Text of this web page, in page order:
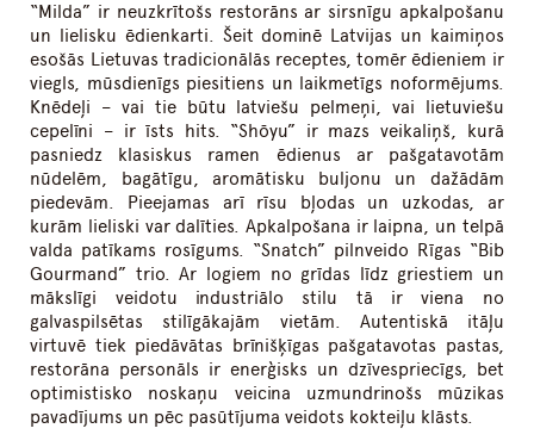
“Milda” ir neuzkrītošs restorāns ar sirsnīgu apkalpošanu
un lielisku ēdienkarti. Šeit dominē Latvijas un kaimiņos
esošās Lietuvas tradicionālās receptes, tomēr ēdieniem ir
viegls, mūsdienīgs piesitiens un laikmetīgs noformējums.
Knēdeļi – vai tie būtu latviešu pelmeņi, vai lietuviešu
cepelīni – ir īsts hits. “Shōyu” ir mazs veikaliņš, kurā
pasniedz klasiskus ramen ēdienus ar pašgatavotām
nūdelēm, bagātīgu, aromātisku buljonu un dažādām
piedevām. Pieejamas arī rīsu bļodas un uzkodas, ar
kurām lieliski var dalīties. Apkalpošana ir laipna, un telpā
valda patīkams rosīgums. “Snatch” pilnveido Rīgas “Bib
Gourmand” trio. Ar logiem no grīdas līdz griestiem un
mākslīgi veidotu industriālo stilu tā ir viena no
galvaspilsētas stilīgākajām vietām. Autentiskā itāļu
virtuvē tiek piedāvātas brīnišķīgas pašgatavotas pastas,
restorāna personāls ir enerģisks un dzīvespriecīgs, bet
optimistisko noskaņu veicina uzmundrinošs mūzikas
pavadījums un pēc pasūtījuma veidots kokteiļu klāsts.